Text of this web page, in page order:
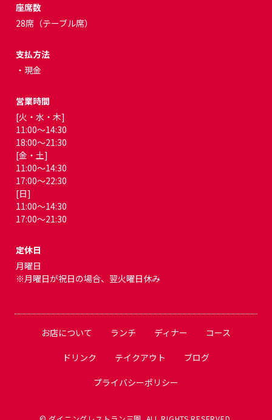
座席数
28席（テーブル席）
支払方法
・現金
営業時間
[火・水・木]
11:00～14:30
18:00～21:30
[金・土]
11:00～14:30
17:00～22:30
[日]
11:00～14:30
17:00～21:30
定休日
月曜日
※月曜日が祝日の場合、翌火曜日休み
お店について ランチ ディナー コース
ドリンク テイクアウト ブログ
プライバシーポリシー